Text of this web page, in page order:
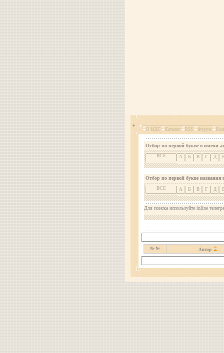
О МДС Каталог RSS Форум
Отбор по первой букве в имени
ВСЕ А Б В Г Д
Отбор по первой букве названия
ВСЕ А Б В Г Д
Для поиска используйте inline
№ № Автор